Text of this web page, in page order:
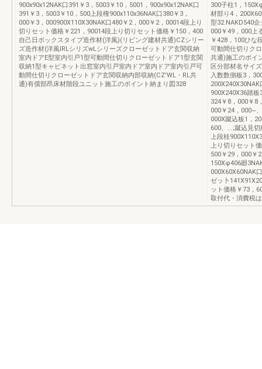
900x90x12NAK口391￥3，5003￥10，5001，900x90x12NAK口
391￥3，5003￥10，500上段権900x110x36NAK口380￥3，
000￥3，000900X110X30NAK口480￥2，000￥2，00014段上り
切りセット価格￥221，90014段上り切りセット価格￥150，400
自己日ボックスタイプ造作材(洋風)(リビング建材共通)CZシリー
ズ造作材(洋風lRLシリズwLシリーズクローゼットドア玄関収納
室内ドアE型室内引戸1型可動間仕切りクローゼットドア1型玄関
収納1型キャビネット出窓室内引戸室内ドア室内ドア室内引戸可
動間仕切りクローゼットドア玄関収納内部収納(CZ'WL・RL共
通)有償部昂床材階段ユニット施工のポイント納まり図328
300子柱1，
材部り4，
型32.NAKD540
000￥49，000上
￥428，100ひな
可動間仕切りク
共通)施工のポイ
区分部材名サイ
入数数側板3，
900X240X36踏
324￥8，000￥8
000￥24，000~
000X蹴込板1，
600、...;蹴込見
上段桂
上り切りセット
500￥29，000￥
150Xφ406廻
000X60X60NAK
ゼッ卜
ット価格￥73，
取付代・消費税